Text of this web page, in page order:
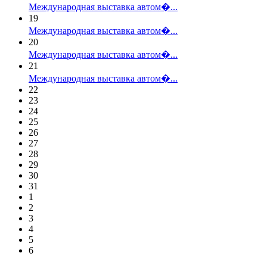
Международная выставка автом�...
19
Международная выставка автом�...
20
Международная выставка автом�...
21
Международная выставка автом�...
22
23
24
25
26
27
28
29
30
31
1
2
3
4
5
6